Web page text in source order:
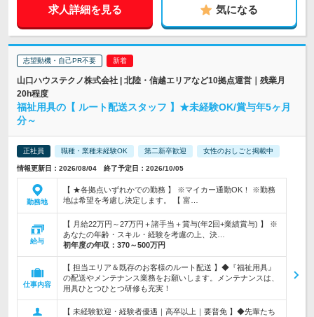
求人詳細を見る 気になる
志望動機・自己PR不要
山口ハウステクノ株式会社 | 北陸・信越エリアなど10拠点運営｜残業月
20h程度
福祉用具の【 ルート配送スタッフ 】★未経験OK/賞与年5ヶ月
分～
正社員 職種・業種未経験OK 第二新卒歓迎 女性のおしごと掲載中
情報更新日：2026/08/04 終了予定日：2026/10/05
勤務地
【 ★各拠点いずれかでの勤務 】 ※マイカー通勤OK！ ※勤務
地は希望を考慮し決定します。 【 富…
給与
【 月給22万円～27万円＋諸手当＋賞与(年2回+業績賞与) 】 ※
あなたの年齢・スキル・経験を考慮の上、決…
初年度の年収： 370～500万円
仕事内容
【 担当エリア＆既存のお客様のルート配送 】◆『福祉用具』
の配送やメンテナンス業務をお願いします。メンテナンスは、
用具ひとつひとつ研修も充実！
【 未経験歓迎・経験者優遇｜高卒以上｜要普免 】◆先輩たち